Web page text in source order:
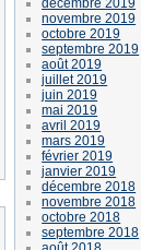
novembre 2019
octobre 2019
septembre 2019
août 2019
juillet 2019
juin 2019
mai 2019
avril 2019
mars 2019
février 2019
janvier 2019
décembre 2018
novembre 2018
octobre 2018
septembre 2018